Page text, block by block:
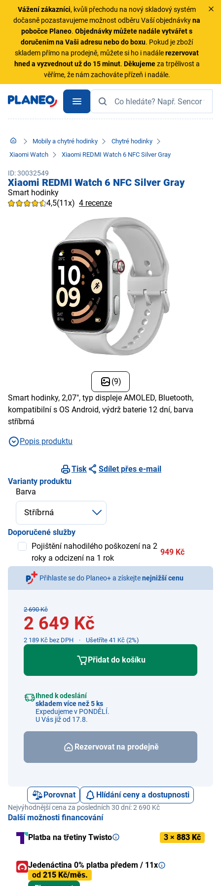
Vážení zákazníci, kvůli přechodu na nový skladový systém
dočasně pozastavujeme možnost odběru Vaší objednávkyna
pobočce Planeo.Objednávky můžete nadále vytvářet s
doručením na Vaši adresu nebo do boxu. Pokud je zboží
skladem přímo na prodejně, můžete si ho i nadálerezervovat
hned a vyzvednout už do 15 minut. Děkujemeza trpělivost a
věříme, že nám zachováte přízeň i nadále.
Mobily a chytré hodinky
Chytré hodinky
Xiaomi Watch
Xiaomi REDMI Watch 6 NFC Silver Gray
ID: 30032549
Xiaomi REDMI Watch 6 NFC Silver Gray
Smart hodinky
4,5(11x) 4 recenze
(9)
Smart hodinky, 2,07", typ displeje AMOLED, Bluetooth,
kompatibilní s OS Android, výdrž baterie 12 dní, barva
stříbrná
Popis produktu
Tisk
Sdílet přes e-mail
Varianty produktu
Barva
Doporučené služby
Pojištění nahodilého poškození na 2
roky a odcizení na 1 rok
949 Kč
Přihlaste se do Planeo+ a získejtenejnižší cenu
2 690 Kč
2 649 Kč
2 189 Kč bez DPH Ušetříte 41 Kč (2%)
Přidat do košíku
Ihned k odeslání
skladem více než 5 ks
Expedujeme v PONDĚLÍ.
U Vás již od 17.8.
Rezervovat na prodejně
Porovnat Hlídání ceny a dostupnosti
Nejvýhodnější cena za posledních 30 dní: 2 690 Kč
Další možnosti financování
Platba na třetiny Twisto 3 × 883 Kč
Jedenáctina 0% platba předem / 11x
od 215 Kč/měs.